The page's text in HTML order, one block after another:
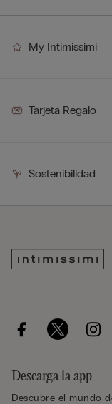
My Intimissimi
Tarjeta Regalo
Sostenibilidad
Descarga la app
Descubre el mundo